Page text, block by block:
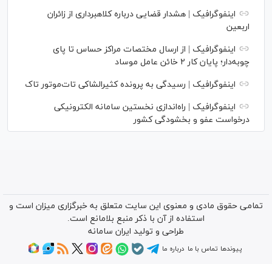
اینفوگرافیک | هشدار قضایی درباره کلاهبرداری از زائران
اربعین
اینفوگرافیک | از ارسال مختصات مراکز حساس تا پای
چوبه‌دار؛ پایان کار ۲ خائن عامل موساد
اینفوگرافیک | رسیدگی به پرونده کثیرالشاکی تات‌موتور تاک
اینفوگرافیک | راه‌اندازی نخستین سامانه الکترونیکی
درخواست عفو و بخشودگی کشور
تمامی حقوق مادی و معنوی این سایت متعلق به خبرگزاری میزان است و
استفاده از آن با ذکر منبع بلامانع است.
طراحی و تولید ایران سامانه
پیوندها تماس با ما درباره ما